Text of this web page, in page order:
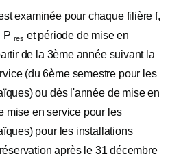
examinée pour chaque filière f,
P res et période de mise en
de la 3ème année suivant la
(du 6ème semestre pour les
ou dès l'année de mise en
mise en service pour les
pour les installations
après le 31 décembre